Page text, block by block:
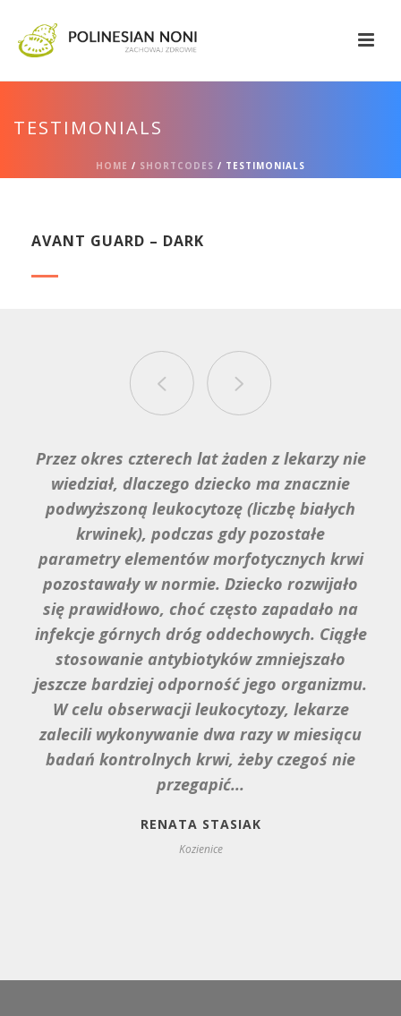
TESTIMONIALS
HOME / SHORTCODES / TESTIMONIALS
AVANT GUARD – DARK
Przez okres czterech lat żaden z lekarzy nie
wiedział, dlaczego dziecko ma znacznie
podwyższoną leukocytozę (liczbę białych
krwinek), podczas gdy pozostałe
parametry elementów morfotycznych krwi
pozostawały w normie. Dziecko rozwijało
się prawidłowo, choć często zapadało na
infekcje górnych dróg oddechowych. Ciągłe
stosowanie antybiotyków zmniejszało
jeszcze bardziej odporność jego organizmu.
W celu obserwacji leukocytozy, lekarze
zalecili wykonywanie dwa razy w miesiącu
badań kontrolnych krwi, żeby czegoś nie
przegapić...
RENATA STASIAK
Kozienice
Kuba zaczął się powoli wycofywać prawie
ze wszystkich sfer życia - stracił
zainteresowanie dziećmi , zabawkami i
zabawą. Stawał się coraz bardziej
nieobecny, jakby coraz mniej rozumiał.
Wyraźnie zanikał jego kontakt z nami,
odpychał nas, zaprzestał posługiwania się
mową. Zaczął odmawiać pożywienia, w
końcu jego stała się tak uboga, że bałam
się o jego zdrowie. Zasypianie i budzenie
się było koszmarem, sen też był bardzo
niespokojny. Kiedy się zdenerwował nie
potrafił się bardzo długo uspokoić. W
wieku prawic 4 lat Kuba został
zaburzeniami autystycznymi...